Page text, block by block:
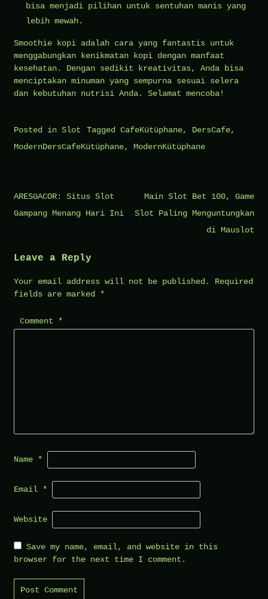
bisa menjadi pilihan untuk sentuhan manis yang
lebih mewah.
Smoothie kopi adalah cara yang fantastis untuk
menggabungkan kenikmatan kopi dengan manfaat
kesehatan. Dengan sedikit kreativitas, Anda bisa
menciptakan minuman yang sempurna sesuai selera
dan kebutuhan nutrisi Anda. Selamat mencoba!
Posted in Slot Tagged CafeKütüphane, DersCafe,
ModernDersCafeKütüphane, ModernKütüphane
Post
navigation
ARESGACOR: Situs Slot
Gampang Menang Hari Ini
Main Slot Bet 100, Game
Slot Paling Menguntungkan
di Mauslot
Leave a Reply
Your email address will not be published.
Required
fields are marked *
Comment *
Name *
Email *
Website
Save my name, email, and website in this
browser for the next time I comment.